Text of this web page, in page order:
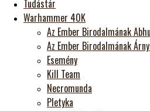
Tudástár
Warhammer 40K
Az Ember Birodalmának
Az Ember Birodalmának
Esemény
Kill Team
Necromunda
Pletyka